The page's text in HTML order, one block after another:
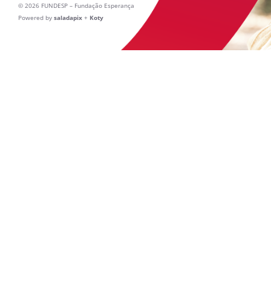
© 2026 FUNDESP – Fundação Esperança
Powered by saladapix + Koty